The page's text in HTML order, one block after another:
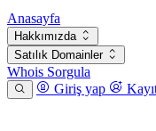
Anasayfa
Hakkımızda
Satılık Domainler
Whois Sorgula
Giriş yap